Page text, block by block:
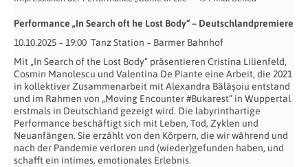
Performance „In Search oft he Lost Body“ – Deutschlandpremiere
10.10.2025 – 19:00 Tanz Station – Barmer Bahnhof
Mit „In Search of the Lost Body“ präsentieren Cristina Lilienfeld,
Cosmin Manolescu und Valentina De Piante eine Arbeit, die 2021
in kollektiver Zusammenarbeit mit Alexandra Bălășoiu entstand
und im Rahmen von „Moving Encounter #Bukarest“ in Wuppertal
erstmals in Deutschland gezeigt wird. Die labyrinthartige
Performance beschäftigt sich mit Leben, Tod, Zyklen und
Neuanfängen. Sie erzählt von den Körpern, die wir während und
nach der Pandemie verloren und (wieder)gefunden haben, und
schafft ein intimes, emotionales Erlebnis.